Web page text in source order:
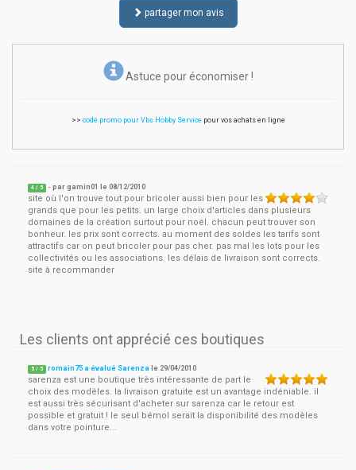
partager mon avis
Astuce pour économiser !
>> code promo pour Vbs Hobby Service pour vos achats en ligne
4 / 5 - pargamin01 le08/12/2010
site où l'on trouve tout pour bricoler aussi bien pour les
grands que pour les petits. un large choix d'articles dans plusieurs
domaines de la création surtout pour noël. chacun peut trouver son
bonheur. les prix sont corrects. au moment des soldes les tarifs sont
attractifs car on peut bricoler pour pas cher. pas mal les lots pour les
collectivités ou les associations. les délais de livraison sont corrects.
site à recommander
Les clients ont apprécié ces boutiques
5 / 5 romain75 a évalué Sarenza le 29/04/2010
sarenza est une boutique très intéressante de part le
choix des modèles. la livraison gratuite est un avantage indéniable. il
est aussi très sécurisant d'acheter sur sarenza car le retour est
possible et gratuit ! le seul bémol serait la disponibilité des modèles
dans votre pointure...